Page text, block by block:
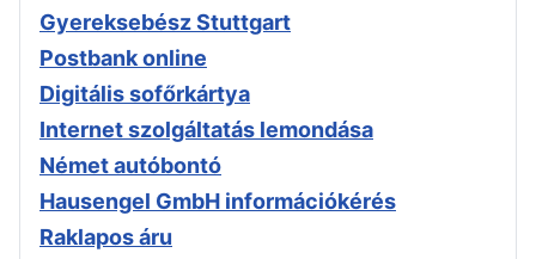
Gyereksebész Stuttgart
Postbank online
Digitális sofőrkártya
Internet szolgáltatás lemondása
Német autóbontó
Hausengel GmbH információkérés
Raklapos áru